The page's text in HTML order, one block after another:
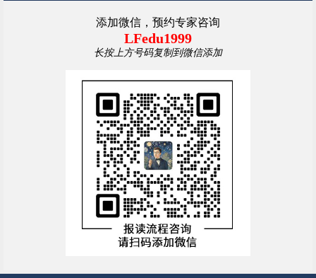
添加微信，预约专家咨询
LFedu1999
长按上方号码复制到微信添加